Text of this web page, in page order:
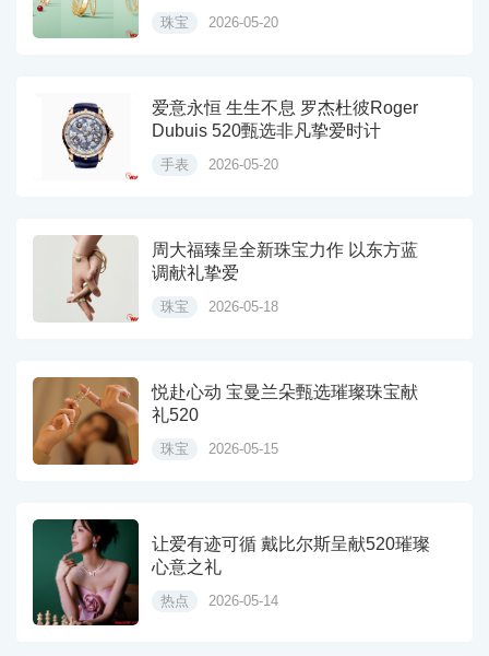
珠宝 2026-05-20
爱意永恒 生生不息 罗杰杜彼Roger
Dubuis 520甄选非凡挚爱时计
手表 2026-05-20
周大福臻呈全新珠宝力作 以东方蓝
调献礼挚爱
珠宝 2026-05-18
悦赴心动 宝曼兰朵甄选璀璨珠宝献
礼520
珠宝 2026-05-15
让爱有迹可循 戴比尔斯呈献520璀璨
心意之礼
热点 2026-05-14